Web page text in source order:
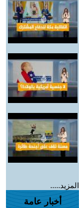
المزيد.....
أخبار عامة